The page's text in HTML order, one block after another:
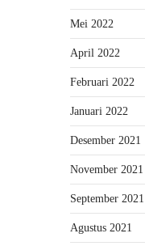
Mei 2022
April 2022
Februari 2022
Januari 2022
Desember 2021
November 2021
September 2021
Agustus 2021